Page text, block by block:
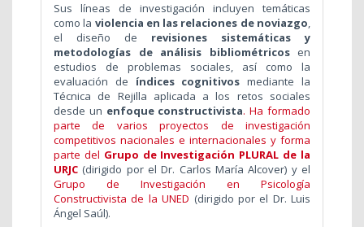
Sus líneas de investigación incluyen temáticas
como la violencia en las relaciones de noviazgo,
el diseño de revisiones sistemáticas y
metodologías de análisis bibliométricosen
estudios de problemas sociales, así como la
evaluación de índices cognitivos mediante la
Técnica de Rejilla aplicada a los retos sociales
desde un enfoque constructivista. Ha formado
parte de varios proyectos de investigación
competitivos nacionales e internacionales y forma
parte del Grupo de Investigación PLURAL de la
URJC (dirigido por el Dr. Carlos María Alcover) y el
Grupo de Investigación en Psicología
Constructivista de la UNED (dirigido por el Dr. Luis
Ángel Saúl).